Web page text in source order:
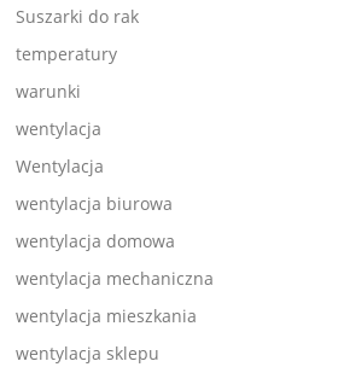
Suszarki do rak
temperatury
warunki
wentylacja
Wentylacja
wentylacja biurowa
wentylacja domowa
wentylacja mechaniczna
wentylacja mieszkania
wentylacja sklepu